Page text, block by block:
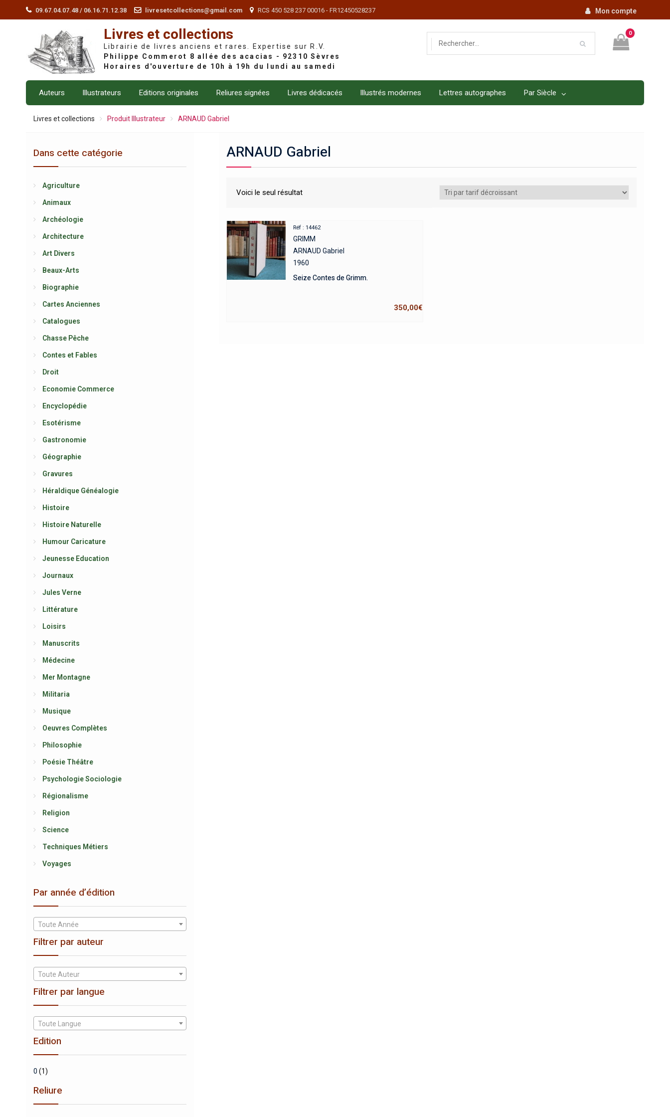
09.67.04.07.48 / 06.16.71.12.38 livresetcollections@gmail.com RCS 450 528 237 00016 - FR12450528237 Mon compte
Livres et collections
Librairie de livres anciens et rares. Expertise sur R.V.
0
Auteurs Illustrateurs Editions originales Reliures signées Livres dédicacés Illustrés modernes Lettres autographes Par Siècle
Livres et collections Produit Illustrateur ARNAUD Gabriel
ARNAUD Gabriel
Voici le seul résultat
Réf : 14462
GRIMM
ARNAUD Gabriel
1960
Seize Contes de Grimm.
350,00€
Dans cette catégorie
Agriculture
Animaux
Archéologie
Architecture
Art Divers
Beaux-Arts
Biographie
Cartes Anciennes
Catalogues
Chasse Pêche
Contes et Fables
Droit
Economie Commerce
Encyclopédie
Esotérisme
Gastronomie
Géographie
Gravures
Héraldique Généalogie
Histoire
Histoire Naturelle
Humour Caricature
Jeunesse Education
Journaux
Jules Verne
Littérature
Loisirs
Manuscrits
Médecine
Mer Montagne
Militaria
Musique
Oeuvres Complètes
Philosophie
Poésie Théâtre
Psychologie Sociologie
Régionalisme
Religion
Science
Techniques Métiers
Voyages
Par année d’édition
Toute Année
Filtrer par auteur
Toute Auteur
Filtrer par langue
Toute Langue
Edition
0 (1)
Reliure